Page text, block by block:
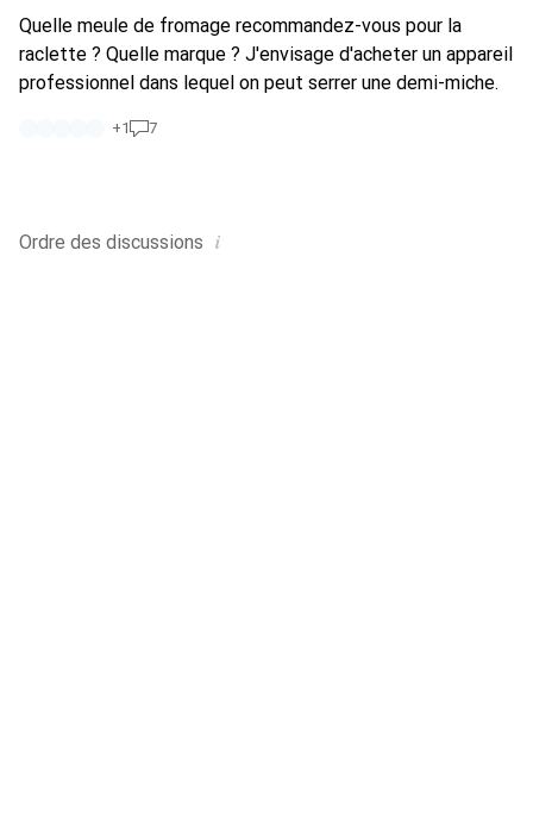
Quelle meule de fromage recommandez-vous pour la
raclette ? Quelle marque ? J'envisage d'acheter un appareil
professionnel dans lequel on peut serrer une demi-miche.
+1 7
Ordre des discussions i